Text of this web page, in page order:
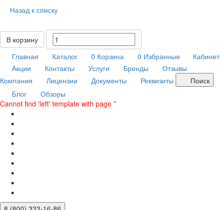
Назад к списку
В корзину
Главная
Каталог 0 Корзина 0 Избранные
Кабинет
Акции
Контакты Услуги Бренды
Отзывы
Компания
Лицензии Документы Реквизиты
Поиск
Блог
Обзоры
Cannot find 'left' template with page ''